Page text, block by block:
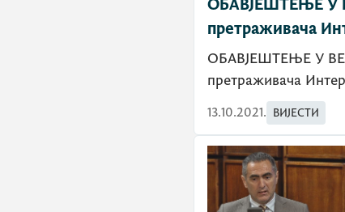
ОБАВЈЕШТЕЊЕ У
претраживача
ОБАВЈЕШТЕЊЕ У
претраживача
13.10.2021. ВИЈЕСТИ